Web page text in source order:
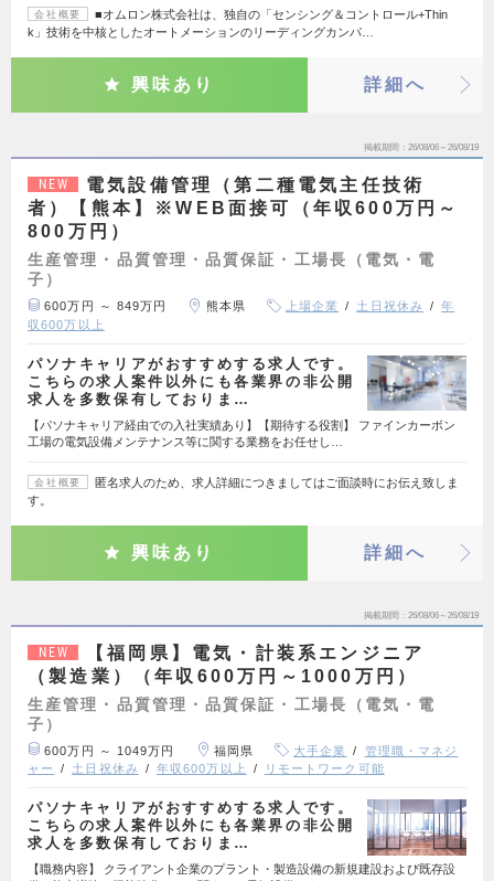
会社概要
■オムロン株式会社は、独自の「センシング＆コントロール+Thin
k」技術を中核としたオートメーションのリーディングカンパ…
興味あり 詳細へ
掲載期間 26/08/06～26/08/19
NEW
電気設備管理（第二種電気主任技術
者）【熊本】※WEB面接可（年収600万円～
800万円）
生産管理・品質管理・品質保証・工場長（電気・電
子）
600万円 ～ 849万円 熊本県 上場企業 土日祝休み
年
収600万以上
パソナキャリアがおすすめする求人です。
こちらの求人案件以外にも各業界の非公開
求人を多数保有しておりま…
【パソナキャリア経由での入社実績あり】【期待する役割】 ファインカーボン
工場の電気設備メンテナンス等に関する業務をお任せし…
会社概要
匿名求人のため、求人詳細につきましてはご面談時にお伝え致しま
す。
興味あり 詳細へ
掲載期間 26/08/06～26/08/19
NEW
【福岡県】電気・計装系エンジニア
（製造業）（年収600万円～1000万円）
生産管理・品質管理・品質保証・工場長（電気・電
子）
600万円 ～ 1049万円 福岡県 大手企業
管理職・マネジ
ャー
土日祝休み 年収600万以上 リモートワーク可能
パソナキャリアがおすすめする求人です。
こちらの求人案件以外にも各業界の非公開
求人を多数保有しておりま…
【職務内容】 クライアント企業のプラント・製造設備の新規建設および既存設